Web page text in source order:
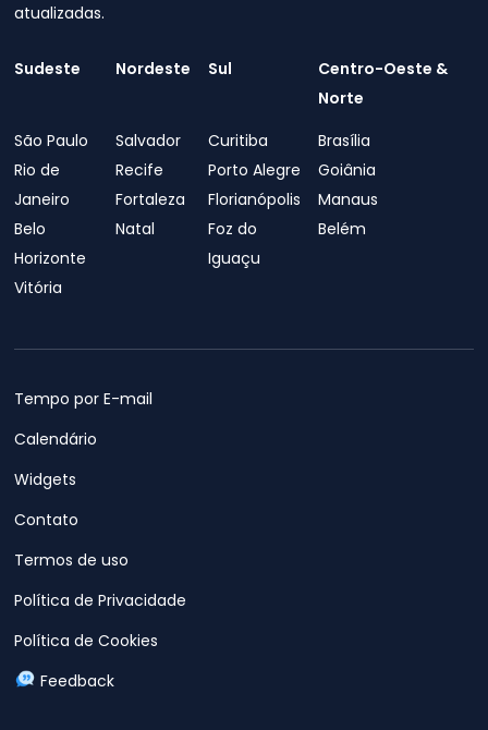
atualizadas.
Sudeste
São Paulo
Rio de
Janeiro
Belo
Horizonte
Vitória
Nordeste
Salvador
Recife
Fortaleza
Natal
Sul
Curitiba
Porto Alegre
Florianópolis
Foz do
Iguaçu
Centro-Oeste &
Norte
Brasília
Goiânia
Manaus
Belém
Tempo por E-mail
Calendário
Widgets
Contato
Termos de uso
Política de Privacidade
Política de Cookies
Feedback